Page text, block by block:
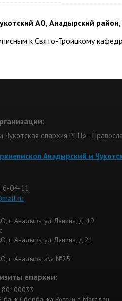
АО, Анадырский район,
к Свято-Троицкому
епархия РПЦ» -
Анадырский и
6-04-11
г. Анадырь, ул. Ленина, д. 19
г. Анадырь, ул. Ленина, д.21
г. Анадырь, а\я №25
епархии:
Сбербанка России г. Магадан